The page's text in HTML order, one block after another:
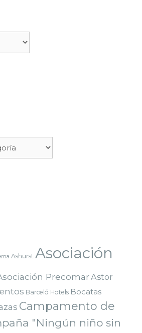
Ashurst Asociación
PrecomarAstor
Barceló Hotels Bocatas
Campamento de
"Ningún niño sin